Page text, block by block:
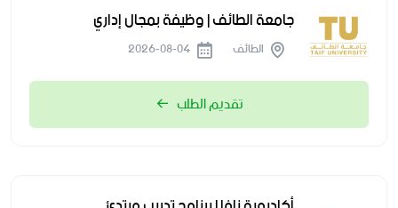
جامعة الطائف | وظيفة بمجال إداري
الطائف
تقديم الطلب